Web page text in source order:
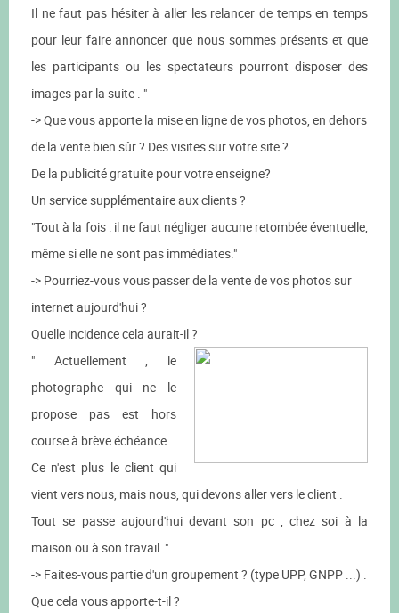
Il ne faut pas hésiter à aller les relancer de temps en temps
pour leur faire annoncer que nous sommes présents et que
les participants ou les spectateurs pourront disposer des
images par la suite . "
-> Que vous apporte la mise en ligne de vos photos, en dehors
de la vente bien sûr ? Des visites sur votre site ?
De la publicité gratuite pour votre enseigne?
Un service supplémentaire aux clients ?
"Tout à la fois : il ne faut négliger aucune retombée éventuelle,
même si elle ne sont pas immédiates."
-> Pourriez-vous vous passer de la vente de vos photos sur
internet aujourd'hui ?
Quelle incidence cela aurait-il ?
" Actuellement , le
photographe qui ne le
propose pas est hors
course à brève échéance .
Ce n'est plus le client qui
vient vers nous, mais nous, qui devons aller vers le client .
Tout se passe aujourd'hui devant son pc , chez soi à la
maison ou à son travail ."
-> Faites-vous partie d'un groupement ? (type UPP, GNPP ...) .
Que cela vous apporte-t-il ?